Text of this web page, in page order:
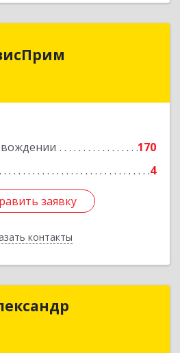
170
4
заявку
контакты
заявку
Назад
Иванов Александр